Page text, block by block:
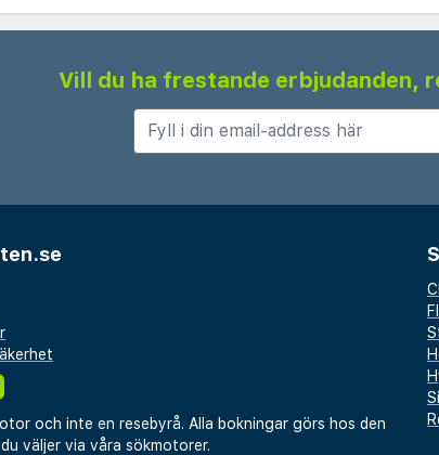
Vill du ha frestande erbjudanden,
och inte en resebyrå. Alla bokningar görs hos den
väljer via våra sökmotorer.